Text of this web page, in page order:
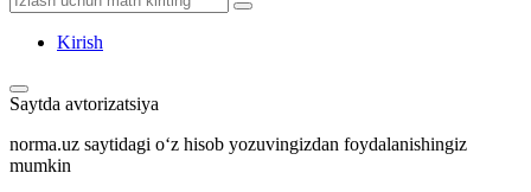
Kirish
Saytda avtorizatsiya
norma.uz saytidagi oʻz hisob yozuvingizdan foydalanishingiz
mumkin